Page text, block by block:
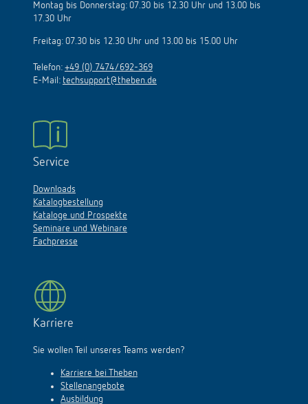
Montag bis Donnerstag: 07.30 bis 12.30 Uhr und 13.00 bis
17.30 Uhr
Freitag: 07.30 bis 12.30 Uhr und 13.00 bis 15.00 Uhr
Telefon: +49 (0) 7474/692-369
E-Mail: techsupport@theben.de
Service
Downloads
Katalogbestellung
Kataloge und Prospekte
Seminare und Webinare
Fachpresse
Karriere
Sie wollen Teil unseres Teams werden?
Karriere bei Theben
Stellenangebote
Ausbildung